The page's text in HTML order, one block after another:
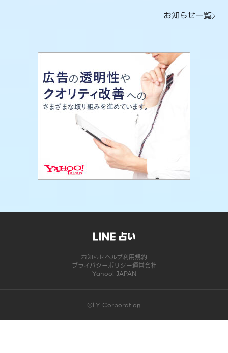
お知らせ一覧
お知らせヘルプ利用規約
プライバシーポリシー運営会社
Yahoo! JAPAN
©LY Corporation
このコンテンツは掲載が終了しました | LINE占い